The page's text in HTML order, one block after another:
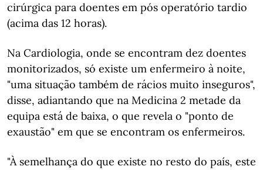
cirúrgica para doentes em pós operatório tardio
(acima das 12 horas).
Na Cardiologia, onde se encontram dez doentes
monitorizados, só existe um enfermeiro à noite,
"uma situação também de rácios muito inseguros",
disse, adiantando que na Medicina 2 metade da
equipa está de baixa, o que revela o "ponto de
exaustão" em que se encontram os enfermeiros.
"À semelhança do que existe no resto do país, este